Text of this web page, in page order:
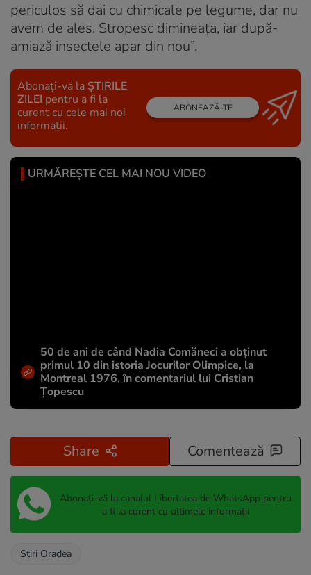
periculos să dai cu chimicale pe legume, dar nu
avem de ales. Stropesc dimineața, iar după-
amiază insectele apar din nou”.
Abonați-vă la ȘTIRILE
ZILEI pentru a fi la
curent cu cele mai noi
informații.
ABONEAZĂ-TE
URMĂREȘTE CEL MAI NOU VIDEO
50 de ani de când Nadia Comăneci a obţinut
primul 10 din istoria Jocurilor Olimpice, la
Montreal 1976, în comentariul lui Cristian
Țopescu
Share Comentează
Abonați-vă la canalul Libertatea de WhatsApp pentru
a fi la curent cu ultimele informații
Stiri Oradea